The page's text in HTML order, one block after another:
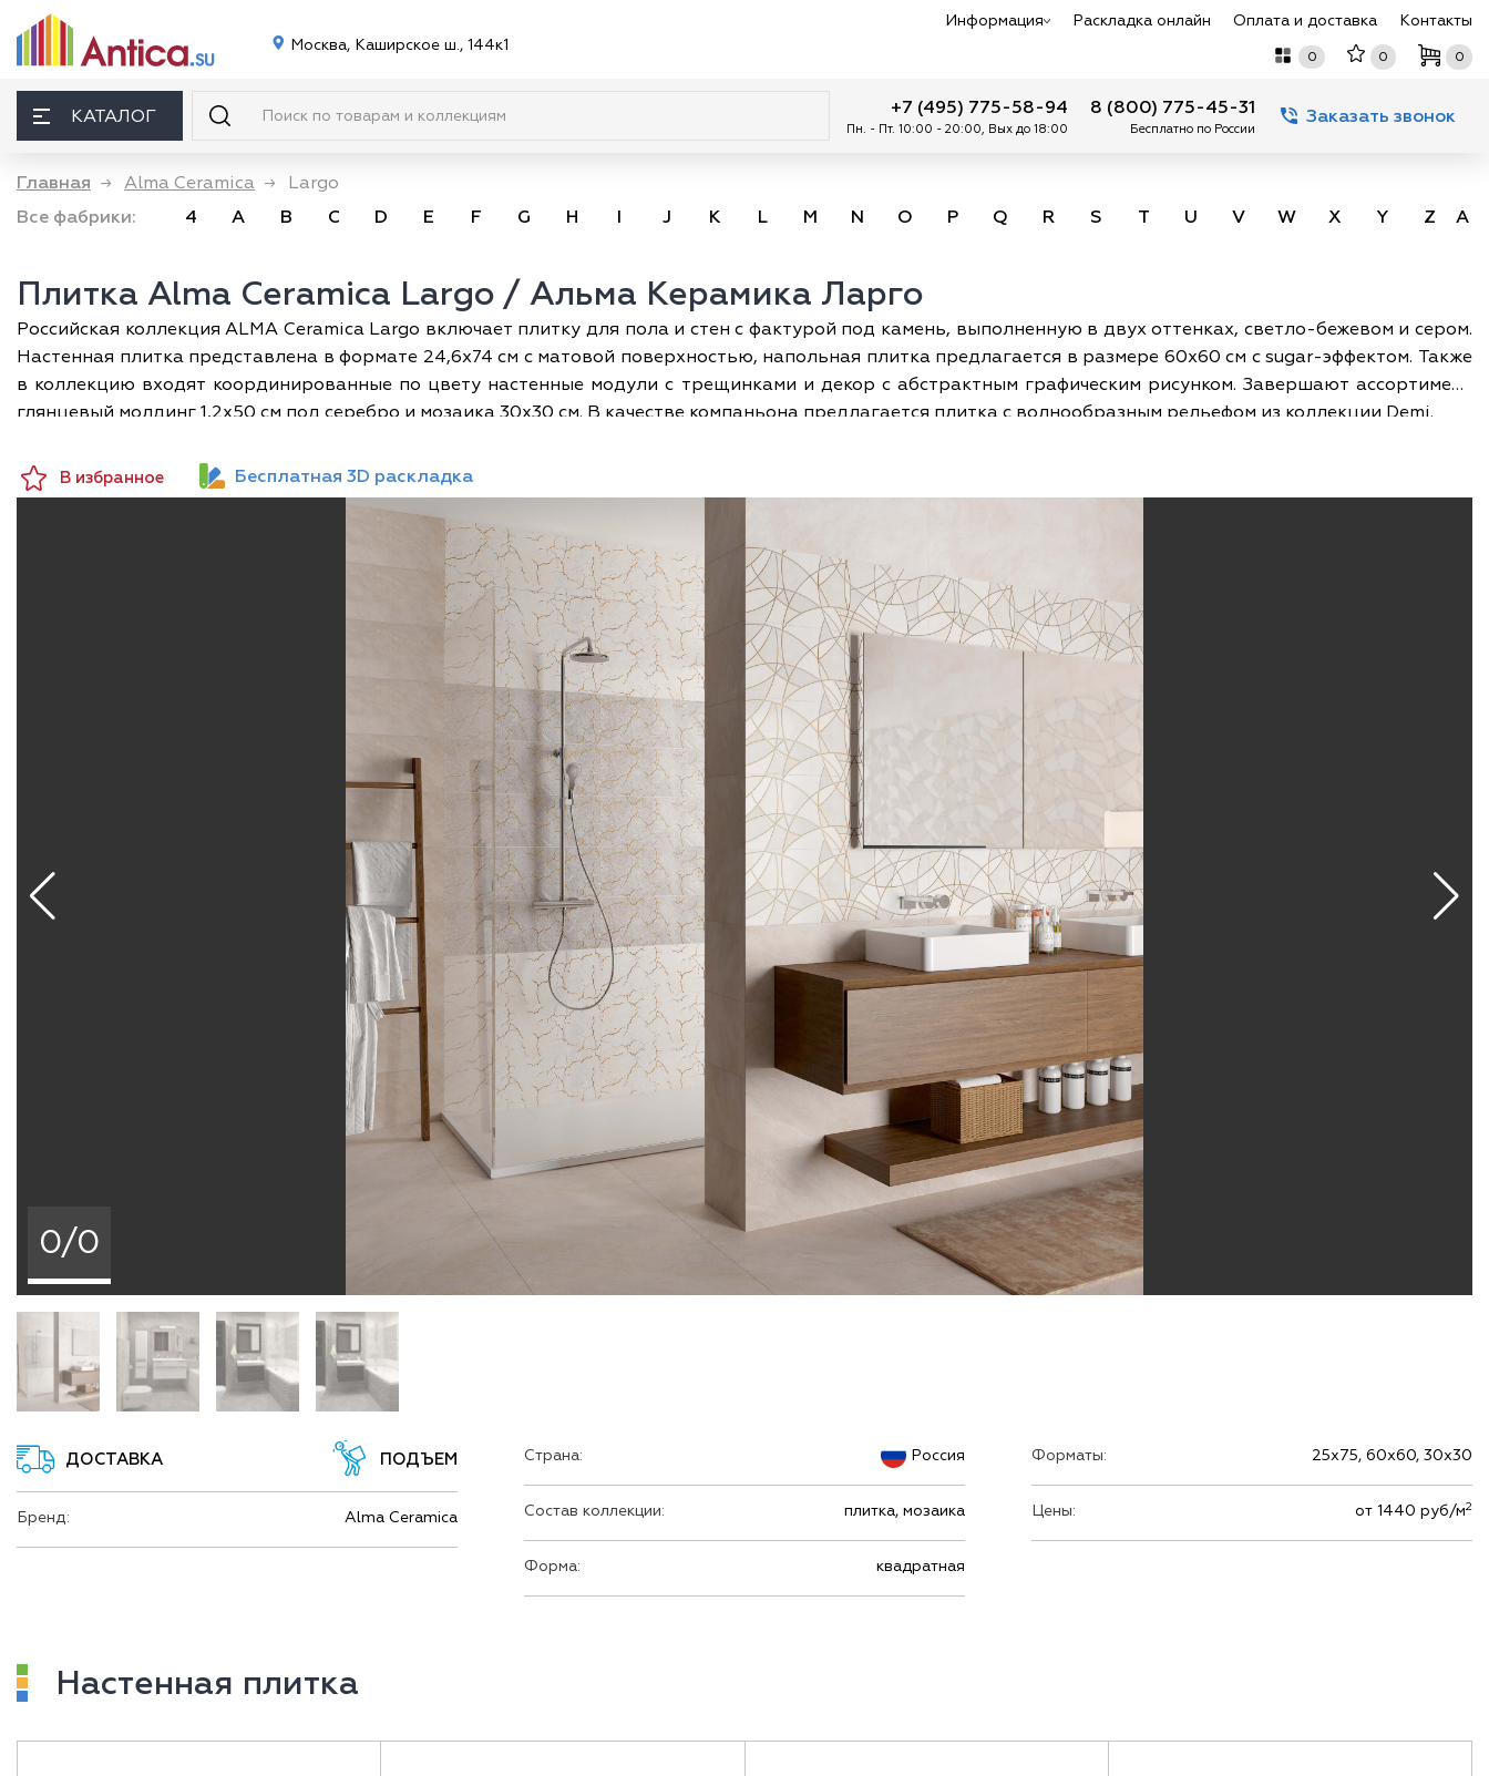
Москва, Каширское ш., 144к1
Информация Раскладка онлайн Оплата и доставка Контакты
0 0 0
КАТАЛОГ +7 (495) 775-58-94
Пн. - Пт. 10:00 - 20:00, Вых до 18:00
8 (800) 775-45-31
Бесплатно по России
Заказать звонок
Главная → Alma Ceramica →
Largo
Все фабрики:
4 A B C D E F G H I J K L M N O P Q R S T U V W X Y Z А -
Плитка Alma Ceramica Largo / Альма Керамика Ларго
Российская коллекция ALMA Ceramica Largo включает плитку для пола и стен с фактурой под камень, выполненную в двух оттенках, светло-бежевом и сером.
Настенная плитка представлена в формате 24,6х74 см с матовой поверхностью, напольная плитка предлагается в размере 60х60 см с sugar-эффектом. Также
в коллекцию входят координированные по цвету настенные модули с трещинками и декор с абстрактным графическим рисунком. Завершают ассортимент
глянцевый молдинг 1,2х50 см под серебро и мозаика 30х30 см. В качестве компаньона предлагается плитка с волнообразным рельефом из коллекции Demi.
урбанистическом, минималистическом стиле. С помощью декора осуществляется зонирование пространства, выделяются функциональные зоны. Он вносит
изысканные ноты в аскетичный минимализм отделки. Коллекция хорошо сочетается с бетоном, камнем, штукатуркой, санфаянсом, металлом, стеклом. Плитка
прочна, влагостойка, устойчива к истиранию, механическим повреждениям и химическим средствам, практична в эксплуатации и уходе.
В избранное Бесплатная 3D раскладка
0/0
ДОСТАВКА ПОДЪЕМ
Бренд: Alma Ceramica
Страна: Россия
Состав коллекции: плитка, мозаика
Форма: квадратная
Форматы: 25х75, 60х60, 30х30
Цены: от 1440 руб/м2
Настенная плитка